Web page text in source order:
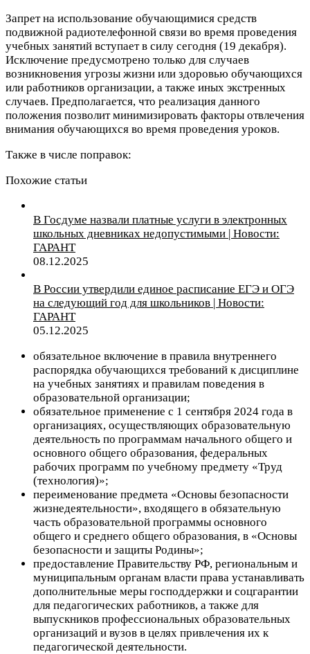
Запрет на использование обучающимися средств
подвижной радиотелефонной связи во время проведения
учебных занятий вступает в силу сегодня (19 декабря).
Исключение предусмотрено только для случаев
возникновения угрозы жизни или здоровью обучающихся
или работников организации, а также иных экстренных
случаев. Предполагается, что реализация данного
положения позволит минимизировать факторы отвлечения
внимания обучающихся во время проведения уроков.
Также в числе поправок:
Похожие статьи
В Госдуме назвали платные услуги в электронных
школьных дневниках недопустимыми | Новости:
ГАРАНТ
08.12.2025
В России утвердили единое расписание ЕГЭ и ОГЭ
на следующий год для школьников | Новости:
ГАРАНТ
05.12.2025
обязательное включение в правила внутреннего
распорядка обучающихся требований к дисциплине
на учебных занятиях и правилам поведения в
образовательной организации;
обязательное применение с 1 сентября 2024 года в
организациях, осуществляющих образовательную
деятельность по программам начального общего и
основного общего образования, федеральных
рабочих программ по учебному предмету «Труд
(технология)»;
переименование предмета «Основы безопасности
жизнедеятельности», входящего в обязательную
часть образовательной программы основного
общего и среднего общего образования, в «Основы
безопасности и защиты Родины»;
предоставление Правительству РФ, региональным и
муниципальным органам власти права устанавливать
дополнительные меры господдержки и соцгарантии
для педагогических работников, а также для
выпускников профессиональных образовательных
организаций и вузов в целях привлечения их к
педагогической деятельности.